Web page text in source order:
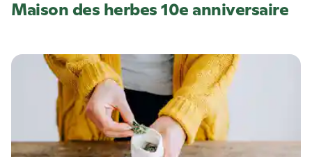
Maison des herbes 10e anniversaire